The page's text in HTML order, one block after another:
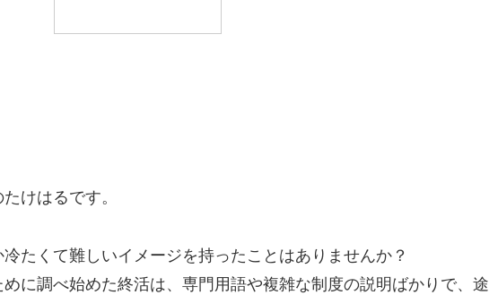
けはるです。
たくて難しいイメージを持ったことはありませんか？
に調べ始めた終活は、専門用語や複雑な制度の説明ばかりで、途